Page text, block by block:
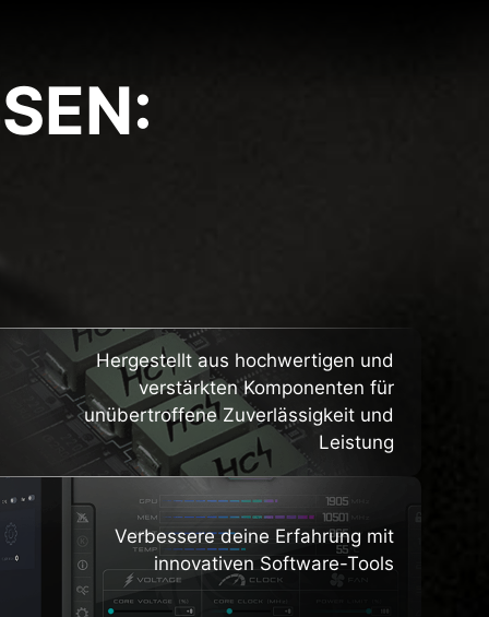
Hergestellt aus hochwertigen und
verstärkten Komponenten für
unübertroffene Zuverlässigkeit und
Leistung
Verbessere deine Erfahrung mit
innovativen Software-Tools